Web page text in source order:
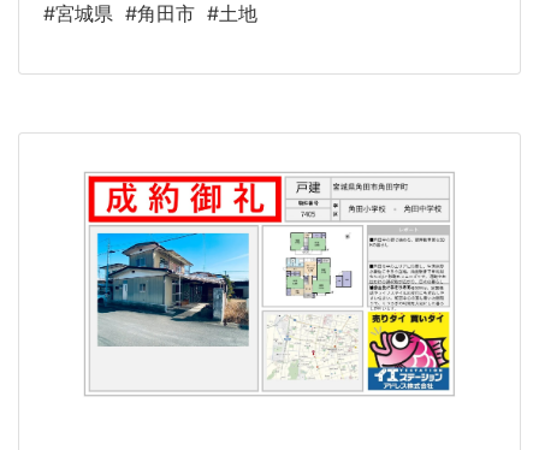
#宮城県 #角田市 #土地